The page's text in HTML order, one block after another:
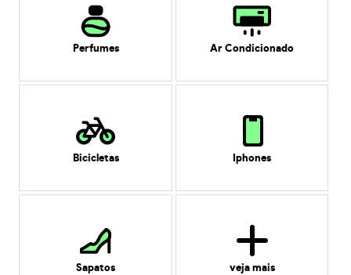
Perfumes Ar Condicionado
Bicicletas Iphones
Sapatos veja mais